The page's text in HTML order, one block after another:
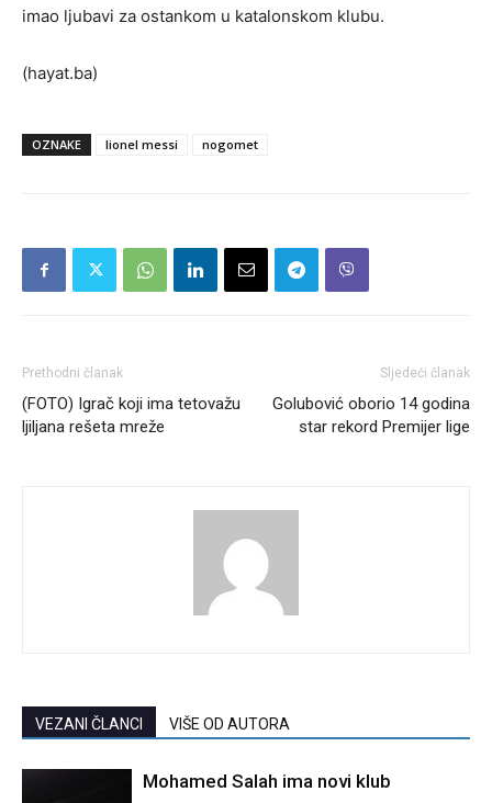
imao ljubavi za ostankom u katalonskom klubu.
(hayat.ba)
OZNAKE lionel messi nogomet
Prethodni članak
(FOTO) Igrač koji ima tetovažu
ljiljana rešeta mreže
Sljedeći članak
Golubović oborio 14 godina
star rekord Premijer lige
VEZANI ČLANCI VIŠE OD AUTORA
Mohamed Salah ima novi klub